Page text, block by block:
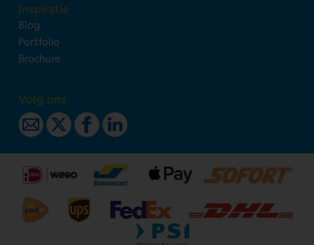
Inspiratie
Blog
Portfolio
Brochure
Volg ons